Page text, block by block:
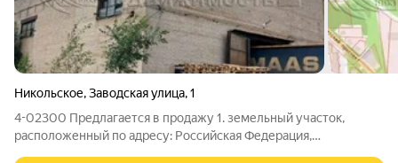
Никольское,Заводская улица,1
4-02300 Предлагается в продажу 1. земельный участок,
расположенный по адресу: Российская Федерация,